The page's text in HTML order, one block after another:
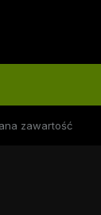
zawartość